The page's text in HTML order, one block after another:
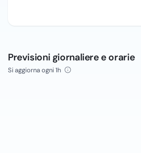
Previsioni giornaliere e orarie
Si aggiorna ogni 1h